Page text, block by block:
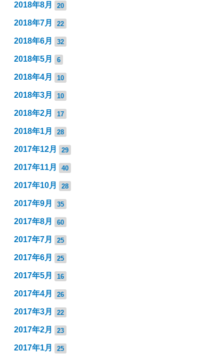
2018年8月 20
2018年7月 22
2018年6月 32
2018年5月 6
2018年4月 10
2018年3月 10
2018年2月 17
2018年1月 28
2017年12月 29
2017年11月 40
2017年10月 28
2017年9月 35
2017年8月 60
2017年7月 25
2017年6月 25
2017年5月 16
2017年4月 26
2017年3月 22
2017年2月 23
2017年1月 25